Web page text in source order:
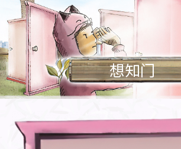
想知门